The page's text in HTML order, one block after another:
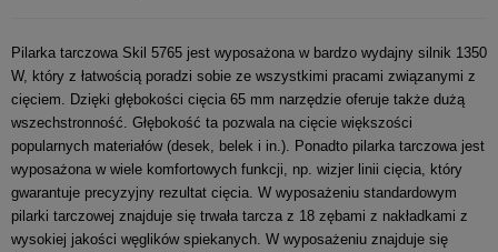
Pilarka tarczowa Skil 5765 jest wyposażona w bardzo wydajny silnik 1350
W, który z łatwością poradzi sobie ze wszystkimi pracami związanymi z
cięciem. Dzięki głębokości cięcia 65 mm narzędzie oferuje także dużą
wszechstronność. Głębokość ta pozwala na cięcie większości
popularnych materiałów (desek, belek i in.). Ponadto pilarka tarczowa jest
wyposażona w wiele komfortowych funkcji, np. wizjer linii cięcia, który
gwarantuje precyzyjny rezultat cięcia. W wyposażeniu standardowym
pilarki tarczowej znajduje się trwała tarcza z 18 zębami z nakładkami z
wysokiej jakości węglików spiekanych. W wyposażeniu znajduje się